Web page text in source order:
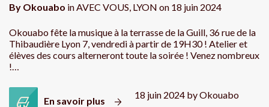
By Okouabo inAVEC VOUS, LYON on 18 juin 2024
Okouabo fête la musique à la terrasse de la Guill, 36 rue de la
Thibaudière Lyon 7, vendredi à partir de 19H30 ! Atelier et
élèves des cours alterneront toute la soirée ! Venez nombreux
!…
En savoir plus
18 juin 2024 byOkouabo